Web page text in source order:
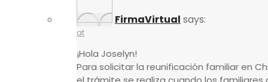
FirmaVirtual says:
at
¡Hola Joselyn!
Para solicitar la reunificación familiar en